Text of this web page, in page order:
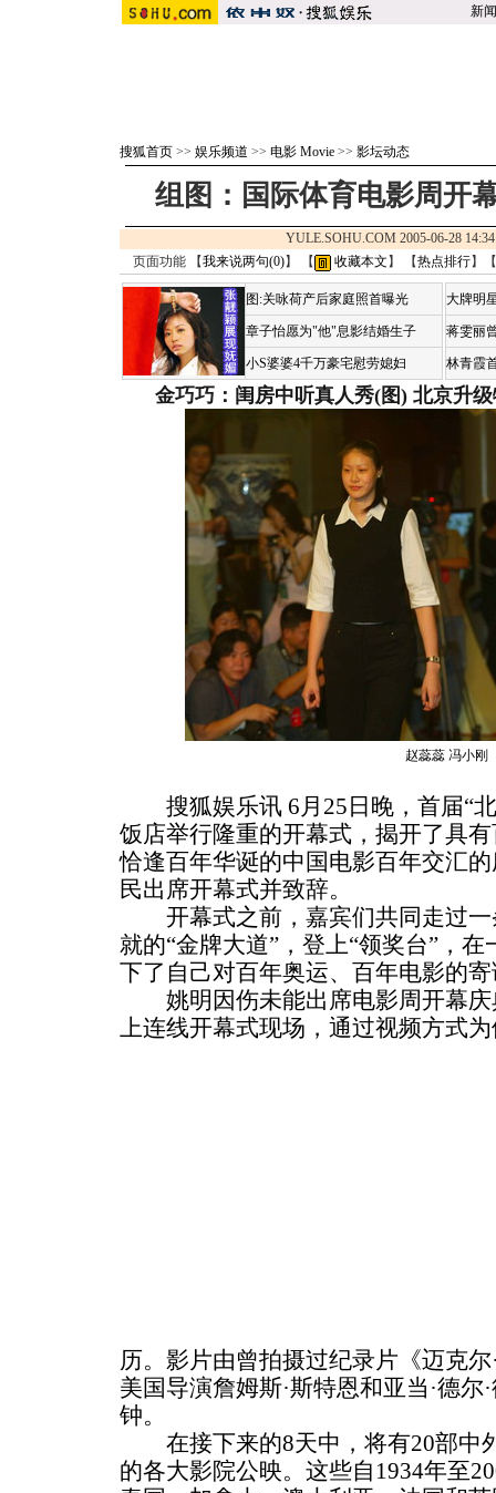
新闻
搜狐首页 >> 娱乐频道 >> 电影 Movie >> 影坛动态
组图：国际体育电影周开
YULE.SOHU.COM 2005-06-28
页面功能 【我来说两句(0)】 【 收藏本文 】 【热点排行】【
图:关咏荷产后家庭照首曝光
章子怡愿为"他"息影结婚生子
小S婆婆4千万豪宅慰劳媳妇
大牌明
蒋雯丽
林青霞
金巧巧：闺房中听真人秀(图) 北京升
赵蕊蕊 冯小刚
搜狐娱乐讯 6月25日晚，首届“北
饭店举行隆重的开幕式，揭开了具
恰逢百年华诞的中国电影百年交汇
民出席开幕式并致辞。
开幕式之前，嘉宾们共同走过一
就的“金牌大道”，登上“领奖台”，
下了自己对百年奥运、百年电影的
姚明因伤未能出席电影周开幕庆
上连线开幕式现场，通过视频方式
历。影片由曾拍摄过纪录片《迈克
美国导演詹姆斯·斯特恩和亚当·德尔
钟。
在接下来的8天中，将有20部中
的各大影院公映。这些自1934年至